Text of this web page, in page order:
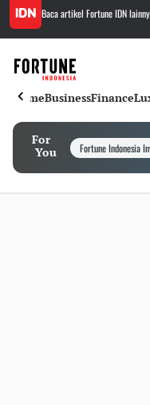
Baca artikel Fortune IDN
HomeBusinessFinance
For
You
Fortune Indonesia